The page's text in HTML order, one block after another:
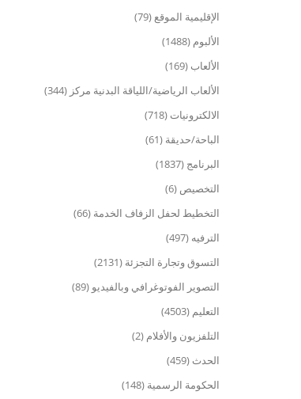
الإقليمية الموقع (79)
الألبوم (1488)
الألعاب (169)
الألعاب الرياضية/اللياقة البدنية مركز (344)
الالكترونيات (718)
الباحة/حديقة (61)
البرنامج (1837)
التخصيص (6)
التخطيط لحفل الزفاف الخدمة (66)
الترفيه (497)
التسوق وتجارة التجزئة (2131)
التصوير الفوتوغرافي وبالفيديو (89)
التعليم (4503)
التلفزيون والأفلام (2)
الحدث (459)
الحكومة الرسمية (148)